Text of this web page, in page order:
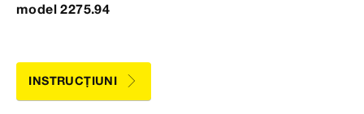
model 2275.94
INSTRUCȚIUNI